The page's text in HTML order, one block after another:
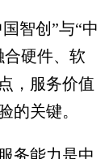
智创”与“中
合硬件、软
，服务价值
的关键。
务能力是中